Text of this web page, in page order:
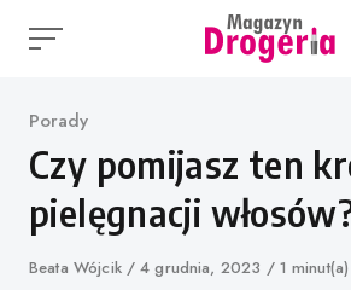
Category
Porady
Czy pomijasz ten
pielęgnacji
Author
Beata Wójcik
Published
4 grudnia, 2023 1